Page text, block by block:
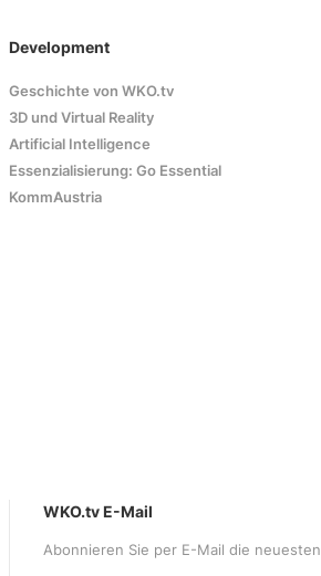
Development
Geschichte von WKO.tv
3D und Virtual Reality
Artificial Intelligence
Essenzialisierung: Go Essential
KommAustria
WKO.tv E-Mail
Abonnieren Sie per E-Mail die